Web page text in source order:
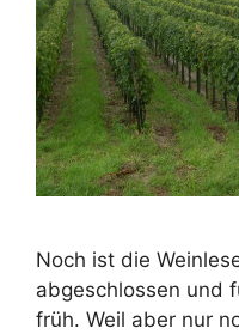
Noch ist die
abgeschlossen und
früh. Weil aber nur